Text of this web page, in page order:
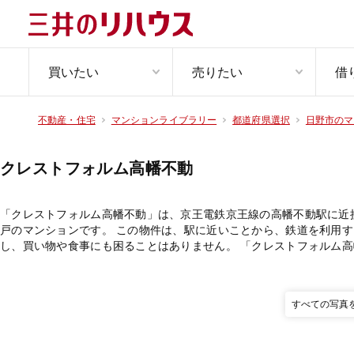
買いたい 売りたい 借
不動産・住宅 マンションライブラリー 都道府県選択 日野市の
クレストフォルム高幡不動
「クレストフォルム高幡不動」は、京王電鉄京王線の高幡不動駅に
戸のマンションです。 この物件は、駅に近いことから、鉄道を利用
し、買い物や食事にも困ることはありません。 「クレストフォルム
すべての写真